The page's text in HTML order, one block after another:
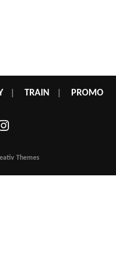
| TRAIN PROMO
Themes